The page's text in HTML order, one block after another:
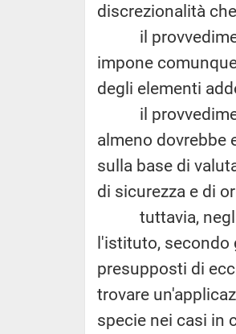
discrezionalità
il
impone
degli elementi
il
almeno dovrebbe
sulla base di
di sicurezza e di
tuttavia, negli
l'istituto, secondo
presupposti di
trovare
specie nei casi in